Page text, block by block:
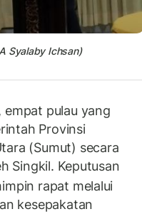
Syalaby Ichsan)
empat pulau yang
Provinsi
(Sumut) secara
Singkil. Keputusan
rapat melalui
kesepakatan